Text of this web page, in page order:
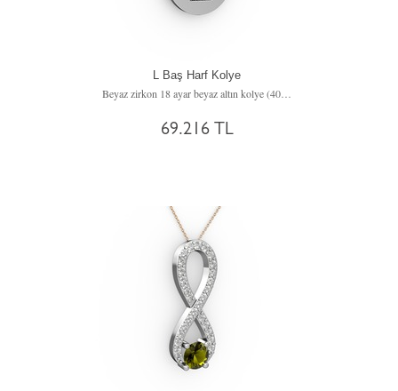
L Baş Harf Kolye
Beyaz zirkon 18 ayar beyaz altın kolye (40 cm beyaz altın rolo zincir)
69.216 TL